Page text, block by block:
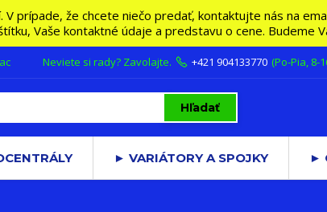
prípade, že chcete niečo predať, kontaktujte nás na
Vaše kontaktné údaje a predstavu o cene. Budeme
Hľadať
Neviete si rady? Zavolajte. +421 904133770 (Po-Pia, 8-
► VARIÁTORY A SPOJKY ►